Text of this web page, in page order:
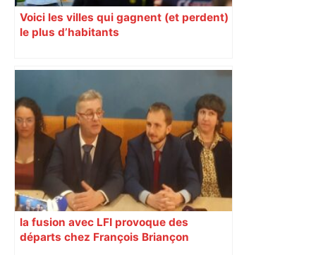
Voici les villes qui gagnent (et perdent)
le plus d’habitants
la fusion avec LFI provoque des
départs chez François Briançon